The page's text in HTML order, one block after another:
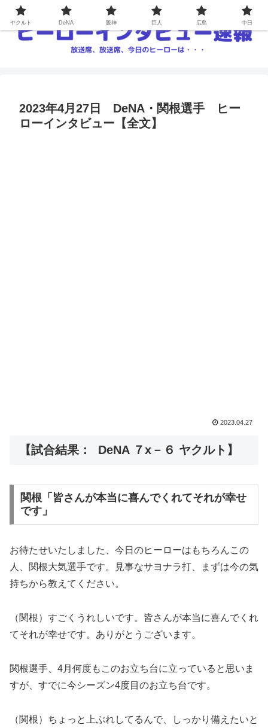
2023年4月27日 DeNA・関根選手 ヒー
ローインタビュー【全文】
2023.04.27
【試合結果： DeNA ７x－６ ヤクルト】
関根「皆さんが本当に喜んでくれてそれが幸せ
です」
お待たせいたしました、今日のヒーローはもちろんこの
人、関根大気選手です。見事なサヨナラ打、まずは今の気
持ちから教えてください。
（関根）すごくうれしいです。皆さんが本当に喜んでくれ
てそれが幸せです。ありがとうございます。
関根選手、4月何度もこのお立ち台に立っていると思いま
すが、すでに今シーズン4度目のお立ち台です。
（関根）ちょっと上ぶれしてるんで、しっかり備えたいと
ヤクルト DeNA 阪神 巨人 広島 中日